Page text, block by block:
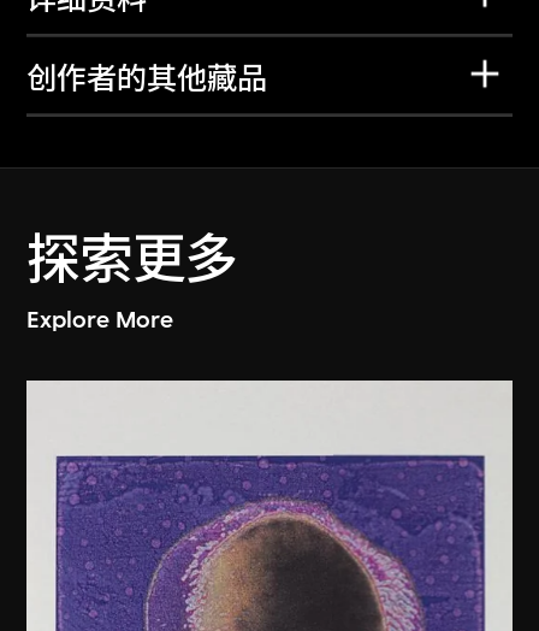
创作者的其他藏品
探索更多
Explore More